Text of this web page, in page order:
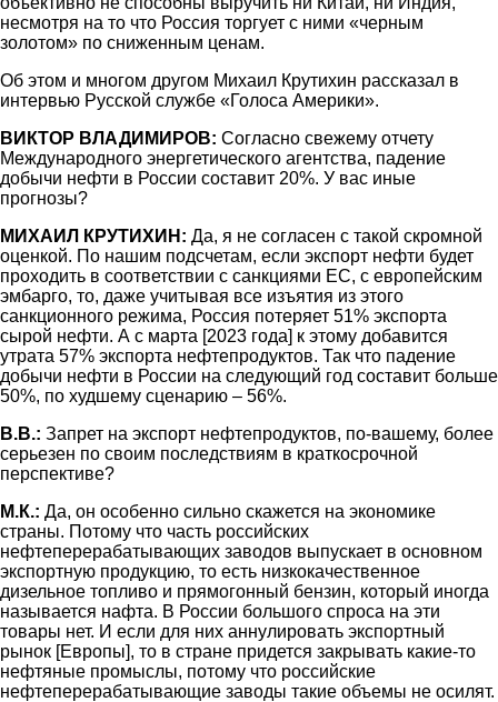
несмотря на то что Россия торгует с ними «черным
золотом» по сниженным ценам.
Об этом и многом другом Михаил Крутихин рассказал в
интервью Русской службе «Голоса Америки».
ВИКТОР ВЛАДИМИРОВ: Согласно свежему отчету
Международного энергетического агентства, падение
добычи нефти в России составит 20%. У вас иные
прогнозы?
МИХАИЛ КРУТИХИН: Да, я не согласен с такой скромной
оценкой. По нашим подсчетам, если экспорт нефти будет
проходить в соответствии с санкциями ЕС, с европейским
эмбарго, то, даже учитывая все изъятия из этого
санкционного режима, Россия потеряет 51% экспорта
сырой нефти. А с марта [2023 года] к этому добавится
утрата 57% экспорта нефтепродуктов. Так что падение
добычи нефти в России на следующий год составит больше
50%, по худшему сценарию – 56%.
В.В.: Запрет на экспорт нефтепродуктов, по-вашему, более
серьезен по своим последствиям в краткосрочной
перспективе?
М.К.: Да, он особенно сильно скажется на экономике
страны. Потому что часть российских
нефтеперерабатывающих заводов выпускает в основном
экспортную продукцию, то есть низкокачественное
дизельное топливо и прямогонный бензин, который иногда
называется нафта. В России большого спроса на эти
товары нет. И если для них аннулировать экспортный
рынок [Европы], то в стране придется закрывать какие-то
нефтяные промыслы, потому что российские
нефтеперерабатывающие заводы такие объемы не осилят.